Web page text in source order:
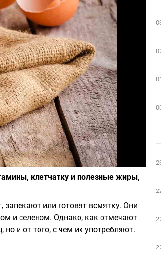
Фото: depositphotos.com
клетчатку и полезные жиры,
запекают или готовят всмятку. Они
и селеном. Однако, как отмечают
и от того, с чем их употребляют.